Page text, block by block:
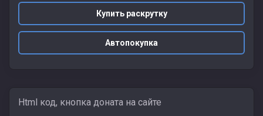
Купить раскрутку
Автопокупка
Html код, кнопка доната на сайте